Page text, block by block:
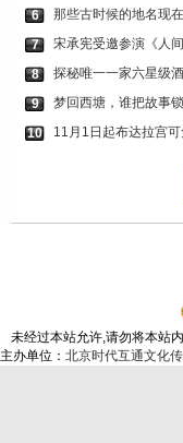
6
那些古时候的地名现
7
宋承宪受邀参演《人
8
探秘唯一一家六星级
9
梦回西塘，谁把故事
10
11月1日起布达拉宫
未经过本站允许,请勿将本站
主办单位： 北京时代互通文化